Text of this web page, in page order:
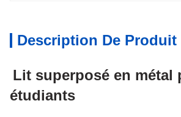
Description De Produit
Lit superposé en métal
étudiants